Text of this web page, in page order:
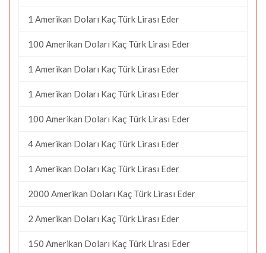
1 Amerikan Doları Kaç Türk Lirası Eder
100 Amerikan Doları Kaç Türk Lirası Eder
1 Amerikan Doları Kaç Türk Lirası Eder
1 Amerikan Doları Kaç Türk Lirası Eder
100 Amerikan Doları Kaç Türk Lirası Eder
4 Amerikan Doları Kaç Türk Lirası Eder
1 Amerikan Doları Kaç Türk Lirası Eder
2000 Amerikan Doları Kaç Türk Lirası Eder
2 Amerikan Doları Kaç Türk Lirası Eder
150 Amerikan Doları Kaç Türk Lirası Eder